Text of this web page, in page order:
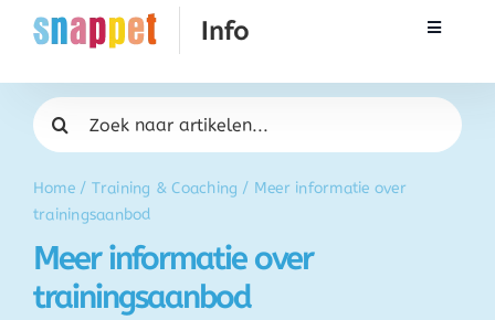
naar
Toggle
Rekenen
Taal & Spelling
Werken met Snappet
Training
Home/ Training & Coaching / Meer informatie over
trainingsaanbod
Meer informatie over
trainingsaanbod
Zoeken
naar: